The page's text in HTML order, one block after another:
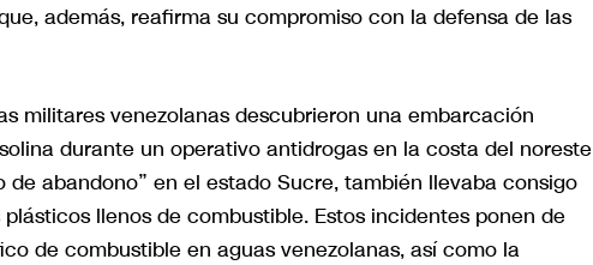
además, reafirma su compromiso con la defensa de las
militares venezolanas descubrieron una embarcación
durante un operativo antidrogas en la costa del noreste
abandono” en el estado Sucre, también llevaba consigo
llenos de combustible. Estos incidentes ponen de
de combustible en aguas venezolanas, así como la